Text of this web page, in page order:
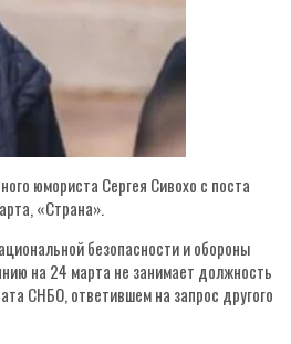
юмориста Сергея Сивохо с поста
«Страна».
безопасности и обороны
на 24 марта не занимает должность
СНБО, ответившем на запрос другого